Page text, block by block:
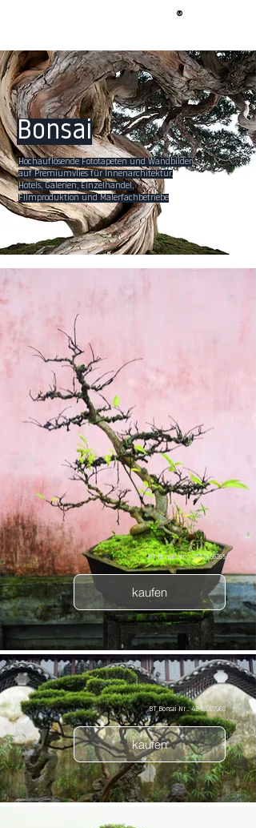
®
Bonsai
Hochauflösende Fototapeten und Wandbilder
auf Premiumvlies für Innenarchitektur,
Hotels, Galerien, Einzelhandel,
Filmproduktion und Malerfachbetriebe
BT Bonsai Nr.: 42-57456265
kaufen
BT Bonsai Nr.: 42-58287968
kaufen